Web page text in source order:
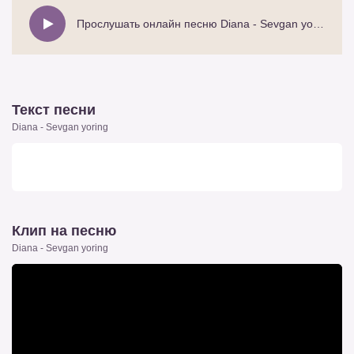
Текст песни
Diana - Sevgan yoring
Клип на песню
Diana - Sevgan yoring